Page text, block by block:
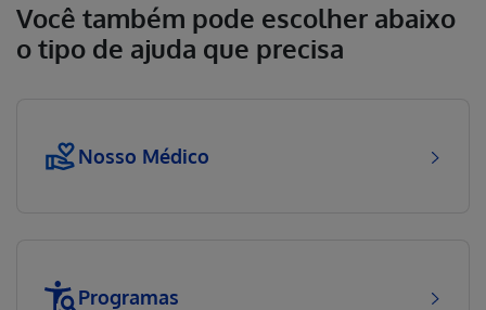
Você também pode escolher abaixo
o tipo de ajuda que precisa
Nosso Médico
Programas